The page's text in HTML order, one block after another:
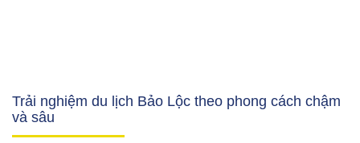
Trải nghiệm du lịch Bảo Lộc theo phong cách chậm
và sâu